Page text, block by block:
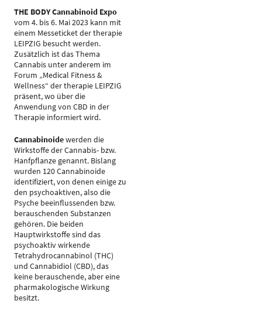
THE BODY Cannabinoid Expo
vom 4. bis 6. Mai 2023 kann mit
einem Messeticket der therapie
LEIPZIG besucht werden.
Zusätzlich ist das Thema
Cannabis unter anderem im
Forum „Medical Fitness &
Wellness“ der therapie LEIPZIG
präsent, wo über die
Anwendung von CBD in der
Therapie informiert wird.
Cannabinoidewerden die
Wirkstoffe der Cannabis- bzw.
Hanfpflanze genannt. Bislang
wurden 120 Cannabinoide
identifiziert, von denen einige zu
den psychoaktiven, also die
Psyche beeinflussenden bzw.
berauschenden Substanzen
gehören. Die beiden
Hauptwirkstoffe sind das
psychoaktiv wirkende
Tetrahydrocannabinol (THC)
und Cannabidiol (CBD), das
keine berauschende, aber eine
pharmakologische Wirkung
besitzt.